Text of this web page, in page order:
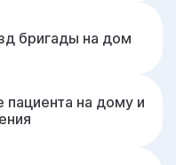
бригады на дом
пациента на дому и